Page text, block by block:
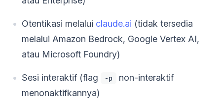
Otentikasi melalui claude.ai (tidak tersedia
melalui Amazon Bedrock, Google Vertex AI,
atau Microsoft Foundry)
Sesi interaktif (flag -p
non-interaktif
menonaktifkannya)